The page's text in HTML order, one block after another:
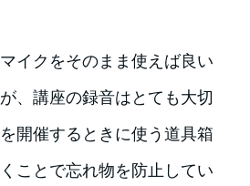
イクをそのまま使えば良い
、講座の録音はとても大切
開催するときに使う道具箱
ことで忘れ物を防止してい